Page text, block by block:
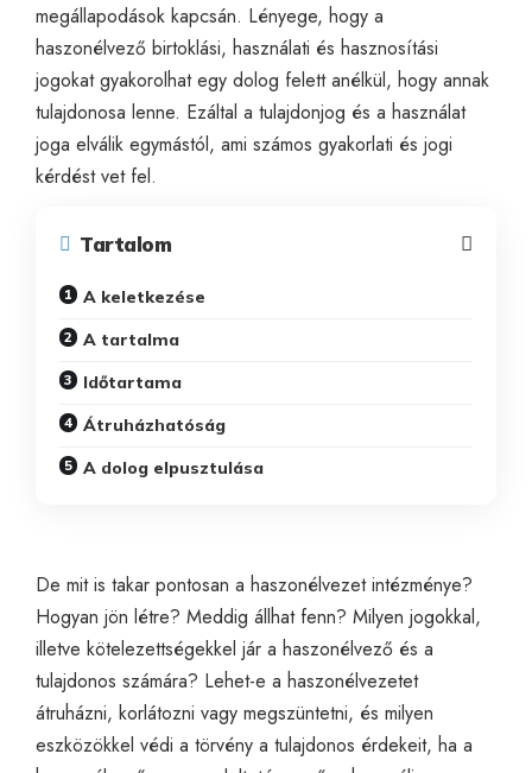
megállapodások kapcsán. Lényege, hogy a
haszonélvező birtoklási, használati és hasznosítási
jogokat gyakorolhat egy dolog felett anélkül, hogy annak
tulajdonosa lenne. Ezáltal a tulajdonjog és a használat
joga elválik egymástól, ami számos gyakorlati és jogi
kérdést vet fel.
Tartalom
A keletkezése
A tartalma
Időtartama
Átruházhatóság
A dolog elpusztulása
De mit is takar pontosan a haszonélvezet intézménye?
Hogyan jön létre? Meddig állhat fenn? Milyen jogokkal,
illetve kötelezettségekkel jár a haszonélvező és a
tulajdonos számára? Lehet-e a haszonélvezetet
átruházni, korlátozni vagy megszüntetni, és milyen
eszközökkel védi a törvény a tulajdonos érdekeit, ha a